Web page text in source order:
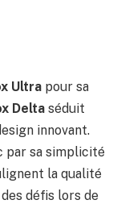
Ultra pour sa
Delta séduit
innovant.
par sa simplicité
la qualité
défis lors de